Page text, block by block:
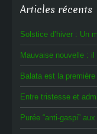
Articles récents
Solstice d’hiver : Un
Mauvaise nouvelle :
Balata est la
Entre tristesse et
Purée “anti-gaspi”